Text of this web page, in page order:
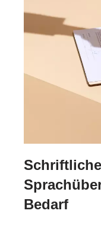
Schriftliche
Bedarf